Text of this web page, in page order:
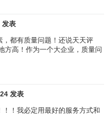
馆、经济发展团体、医院、
赠时，却不吝金钱，十分
“联合之路”慈善机构捐
大赛为慈善机构募捐。
发表
都有质量问题！还说天天评
方高！作为一个大企业，质量问
发表
！我必定用最好的服务方式和